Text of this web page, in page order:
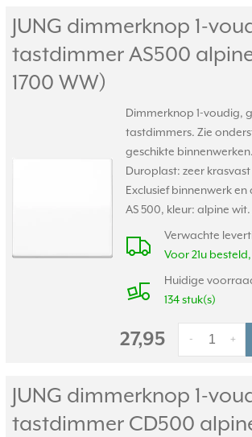
JUNG dimmerknop 1-
tastdimmer AS500
1700 WW)
Dimmerknop 1-voudig,
tastdimmers. Zie
geschikte
Duroplast: zeer
Exclusief binnenwerk
AS 500, kleur: alpine wit.
Verwachte
Voor 21u
Huidige
134 stuk(s)
27,95 +
-
JUNG dimmerknop 1-
tastdimmer CD500